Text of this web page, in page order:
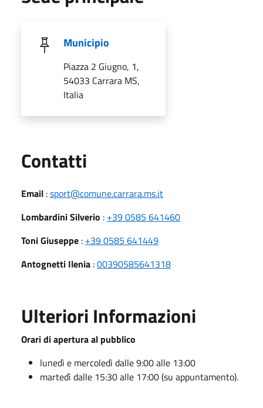
Municipio
Piazza 2 Giugno, 1,
54033 Carrara MS,
Italia
Contatti
Email :sport@comune.carrara.ms.it
Lombardini Silverio : +39 0585 641460
Toni Giuseppe : +39 0585 641449
Antognetti Ilenia :00390585641318
Ulteriori Informazioni
Orari di apertura al pubblico
lunedì e mercoledì dalle 9:00 alle 13:00
martedì dalle 15:30 alle 17:00 (su appuntamento).